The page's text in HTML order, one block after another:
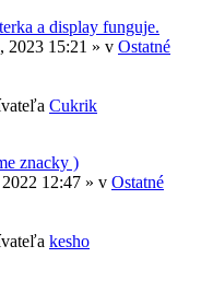
a display funguje.
2023 15:21 » v Ostatné
Cukrik
znacky )
12:47 » v Ostatné
kesho